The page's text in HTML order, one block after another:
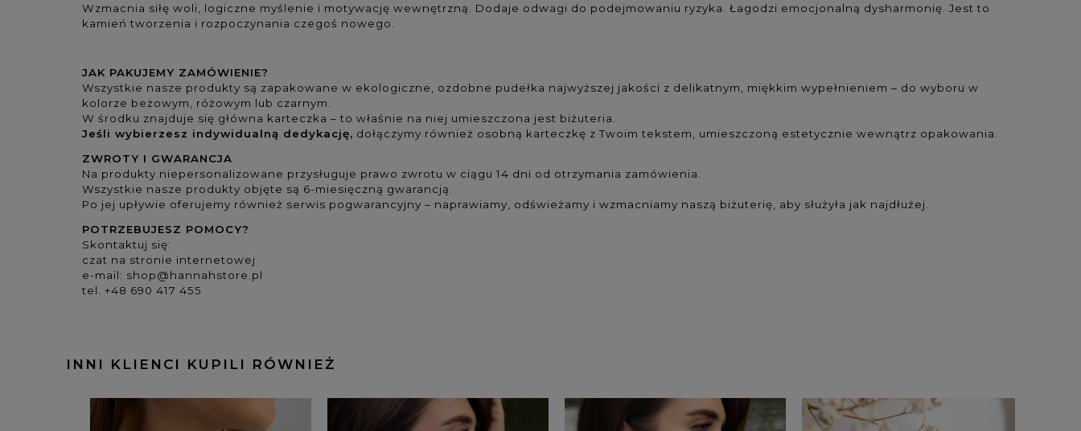
Wzmacnia siłę woli, logiczne myślenie i motywację wewnętrzną. Dodaje odwagi do podejmowaniu ryzyka. Łagodzi emocjonalną dysharmonię. Jest to
kamień tworzenia i rozpoczynania czegoś nowego.
JAK PAKUJEMY ZAMÓWIENIE?
Wszystkie nasze produkty są zapakowane w ekologiczne, ozdobne pudełka najwyższej jakości z delikatnym, miękkim wypełnieniem – do wyboru w
kolorze beżowym, różowym lub czarnym.
W środku znajduje się główna karteczka – to właśnie na niej umieszczona jest biżuteria.
Jeśli wybierzesz indywidualną dedykację, dołączymy również osobną karteczkę z Twoim tekstem, umieszczoną estetycznie wewnątrz opakowania.
ZWROTY I GWARANCJA
Na produkty niepersonalizowane przysługuje prawo zwrotu w ciągu 14 dni od otrzymania zamówienia.
Wszystkie nasze produkty objęte są 6-miesięczną gwarancją.
Po jej upływie oferujemy również serwis pogwarancyjny – naprawiamy, odświeżamy i wzmacniamy naszą biżuterię, aby służyła jak najdłużej.
POTRZEBUJESZ POMOCY?
Skontaktuj się:
czat na stronie internetowej
e-mail: shop@hannahstore.pl
tel. +48 690 417 455
INNI KLIENCI KUPILI RÓWNIEŻ